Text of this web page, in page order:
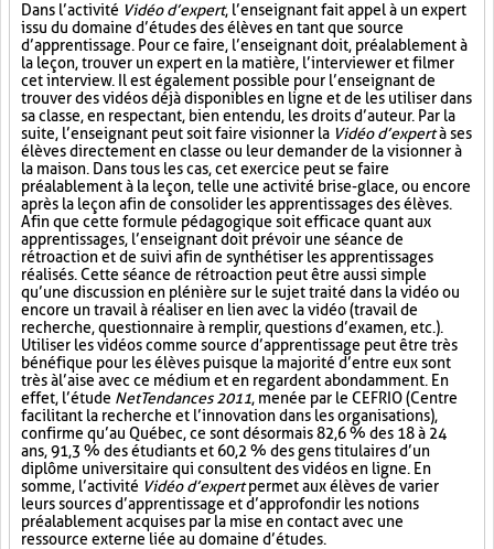
Dans l’activité Vidéo d’expert, l’enseignant fait appel à un expert
issu du domaine d’études des élèves en tant que source
d’apprentissage. Pour ce faire, l’enseignant doit, préalablement à
la leçon, trouver un expert en la matière, l’interviewer et filmer
cet interview. Il est également possible pour l’enseignant de
trouver des vidéos déjà disponibles en ligne et de les utiliser dans
sa classe, en respectant, bien entendu, les droits d’auteur. Par la
suite, l’enseignant peut soit faire visionner la Vidéo d’expertà ses
élèves directement en classe ou leur demander de la visionner à
la maison. Dans tous les cas, cet exercice peut se faire
préalablement à la leçon, telle une activité brise-glace, ou encore
après la leçon afin de consolider les apprentissages des élèves.
Afin que cette formule pédagogique soit efficace quant aux
apprentissages, l’enseignant doit prévoir une séance de
rétroaction et de suivi afin de synthétiser les apprentissages
réalisés. Cette séance de rétroaction peut être aussi simple
qu’une discussion en plénière sur le sujet traité dans la vidéo ou
encore un travail à réaliser en lien avec la vidéo (travail de
recherche, questionnaire à remplir, questions d’examen, etc.).
Utiliser les vidéos comme source d’apprentissage peut être très
bénéfique pour les élèves puisque la majorité d’entre eux sont
très à l’aise avec ce médium et en regardent abondamment. En
effet, l’étude NetTendances 2011, menée par le CEFRIO (Centre
facilitant la recherche et l’innovation dans les organisations),
confirme qu’au Québec, ce sont désormais 82,6 % des 18 à 24
ans, 91,3 % des étudiants et 60,2 % des gens titulaires d’un
diplôme universitaire qui consultent des vidéos en ligne. En
somme, l’activité Vidéo d’expertpermet aux élèves de varier
leurs sources d’apprentissage et d’approfondir les notions
préalablement acquises par la mise en contact avec une
ressource externe liée au domaine d’études.